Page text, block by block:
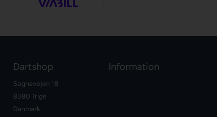
Dartshop
Sognevejen 18
8380 Trige
Danmark
Information